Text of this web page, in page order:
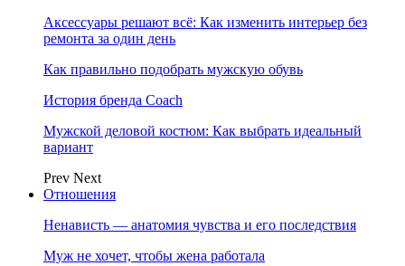
Аксессуары решают всё: Как изменить интерьер без
ремонта за один день
Как правильно подобрать мужскую обувь
История бренда Coach
Мужской деловой костюм: Как выбрать идеальный
вариант
Prev Next
Отношения
Ненависть — анатомия чувства и его последствия
Муж не хочет, чтобы жена работала